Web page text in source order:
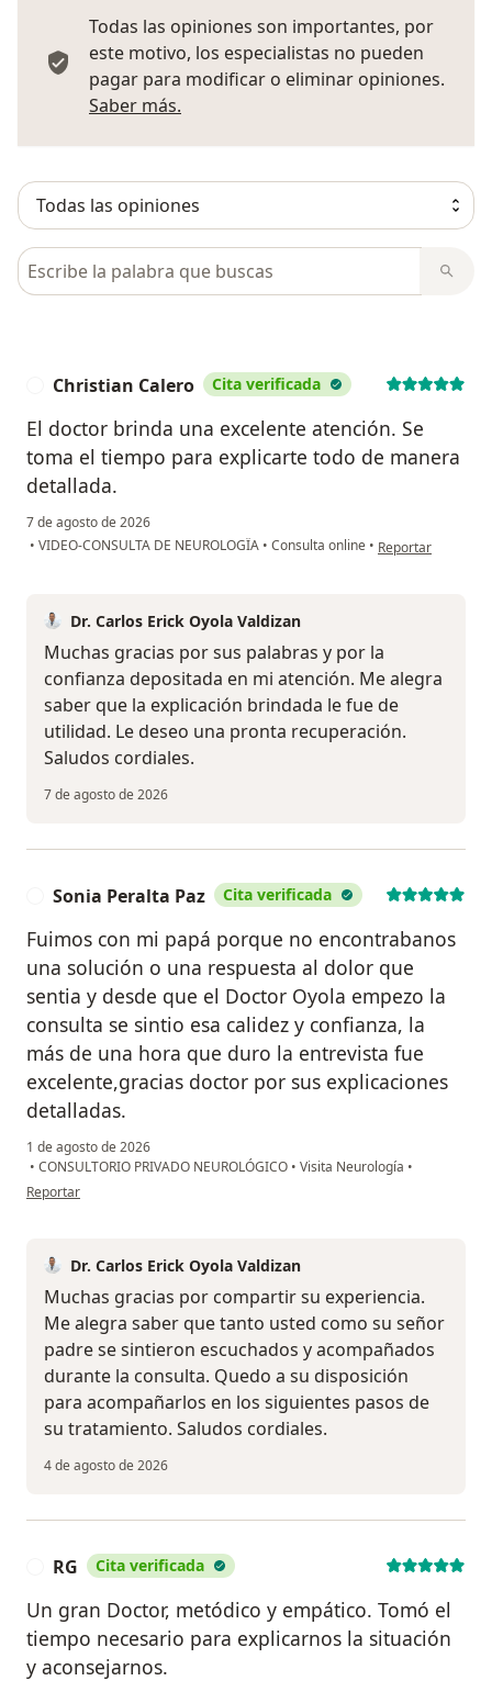
Todas las opiniones son importantes, por
este motivo, los especialistas no pueden
pagar para modificar o eliminar opiniones.
Saber más.
Busca en opiniones
Christian Calero Cita verificada
El doctor brinda una excelente atención. Se
toma el tiempo para explicarte todo de manera
detallada.
7 de agosto de 2026
• VIDEO-CONSULTA DE NEUROLOGÏA • Consulta online • en opinión del
Reportar
Dr. Carlos Erick Oyola Valdizan
Muchas gracias por sus palabras y por la
confianza depositada en mi atención. Me alegra
saber que la explicación brindada le fue de
utilidad. Le deseo una pronta recuperación.
Saludos cordiales.
7 de agosto de 2026
Sonia Peralta Paz Cita verificada
Fuimos con mi papá porque no encontrabanos
una solución o una respuesta al dolor que
sentia y desde que el Doctor Oyola empezo la
consulta se sintio esa calidez y confianza, la
más de una hora que duro la entrevista fue
excelente,gracias doctor por sus explicaciones
detalladas.
1 de agosto de 2026
• CONSULTORIO PRIVADO NEUROLÓGICO • Visita Neurología •
en opinión del usuario Sonia Peralta Paz
Reportar
Dr. Carlos Erick Oyola Valdizan
Muchas gracias por compartir su experiencia.
Me alegra saber que tanto usted como su señor
padre se sintieron escuchados y acompañados
durante la consulta. Quedo a su disposición
para acompañarlos en los siguientes pasos de
su tratamiento. Saludos cordiales.
4 de agosto de 2026
RG Cita verificada
Un gran Doctor, metódico y empático. Tomó el
tiempo necesario para explicarnos la situación
y aconsejarnos.